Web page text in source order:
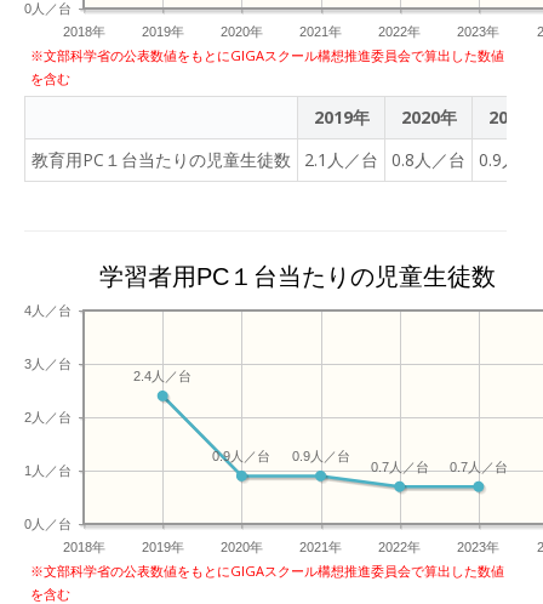
2018年 2019年 2020年 2021年 2022年 2023年
0人／台
※文部科学省の公表数値をもとにGIGAスクール構想推進委員会で算出した数値
を含む
2019年 2020年
2021年
教育用PC１台当たりの児童生徒数
2.1人／台 0.8人／台 0.9人／
学習者用PC１台当たりの児童生徒数
2018年 2019年 2020年 2021年 2022年 2023年
0人／台
1人／台
2人／台
3人／台
4人／台
0.7人／台
0.7人／台
0.9人／台
0.9人／台
2.4人／台
※文部科学省の公表数値をもとにGIGAスクール構想推進委員会で算出した数値
を含む